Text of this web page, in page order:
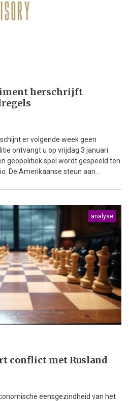
herschrijft
er volgende week geen
ontvangt u op vrijdag 3 januari
geopolitiek spel wordt gespeeld ten
De Amerikaanse steun aan...
analyse
conflict met Rusland
eensgezindheid van het